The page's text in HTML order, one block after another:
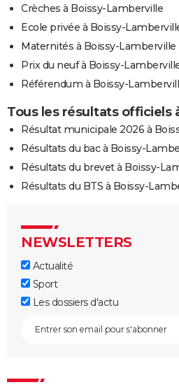
Crèches à Boissy-Lamberville
Ecole privée à Boissy-
Maternités à Boissy-Lamberville
Prix du neuf à Boissy-
Référendum à Boissy-
Tous les résultats officiels
Résultat municipale 2026 à
Résultats du bac à Boissy-
Résultats du brevet à Boissy-
Résultats du BTS à Boissy-
NEWSLETTERS
Actualité
Sport
Les dossiers d'actu